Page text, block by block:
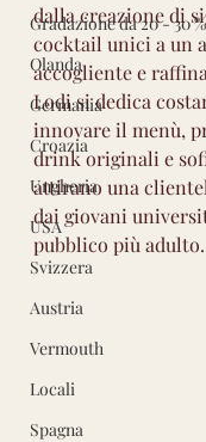
Gradazione da 20 - 30
Olanda
Germania
Croazia
Ungheria
USA
Svizzera
Austria
Vermouth
Locali
Spagna
dalla creazione di
cocktail unici a un
accogliente e
Lodi si dedica
innovare il menù,
drink originali e
attirano una
dai giovani
pubblico più adulto.